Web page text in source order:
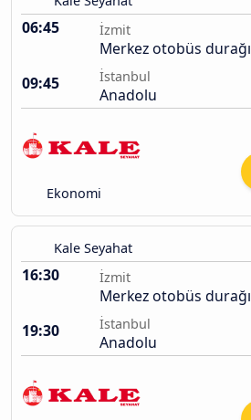
06:45 İzmit
Merkez otobüs durağı
09:45
İstanbul
Anadolu
Ekonomi
Kale Seyahat
16:30 İzmit
Merkez otobüs durağı
19:30
İstanbul
Anadolu